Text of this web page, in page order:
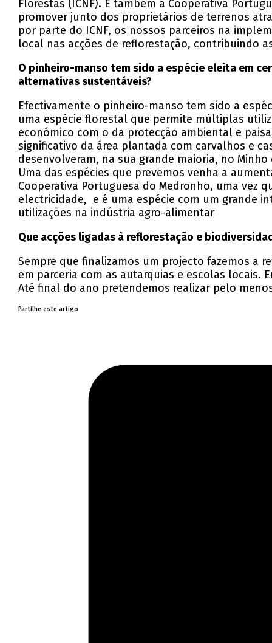
Florestas (ICNF). E também a Cooperativa
promover junto dos proprietários de terrenos
por parte do ICNF, os nossos parceiros na
local nas acções de reflorestação, contribuindo
O pinheiro-manso tem sido a espécie eleita em
alternativas sustentáveis?
Efectivamente o pinheiro-manso tem sido a
uma espécie florestal que permite múltiplas
económico com o da protecção ambiental e
significativo da área plantada com carvalhos e
desenvolveram, na sua grande maioria, no
Uma das espécies que prevemos venha a
Cooperativa Portuguesa do Medronho, uma vez
electricidade, e é uma espécie com um grande
utilizações na indústria agro-alimentar
Que acções ligadas à reflorestação e
Sempre que finalizamos um projecto fazemos a
em parceria com as autarquias e escolas locais.
Até final do ano pretendemos realizar pelo
Partilhe este artigo